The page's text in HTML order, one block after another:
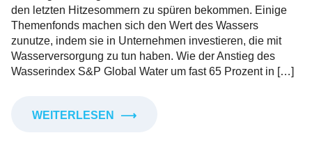
den letzten Hitzesommern zu spüren bekommen. Einige
Themenfonds machen sich den Wert des Wassers
zunutze, indem sie in Unternehmen investieren, die mit
Wasserversorgung zu tun haben. Wie der Anstieg des
Wasserindex S&P Global Water um fast 65 Prozent in […]
WEITERLESEN ⟶